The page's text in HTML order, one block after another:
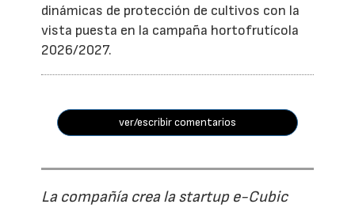
dinámicas de protección de cultivos con la
vista puesta en la campaña hortofrutícola
2026/2027.
ver/escribir comentarios
La compañía crea la startup e-Cubic